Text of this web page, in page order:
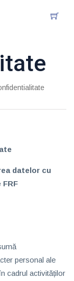
datelor cu
personal ale
cadrul activităților